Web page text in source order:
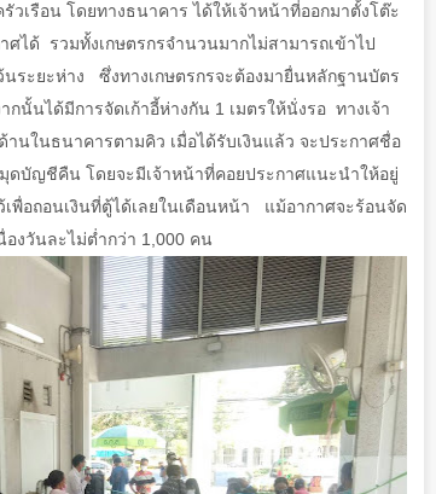
เรือน โดยทางธนาคาร ได้ให้เจ้าหน้าที่ออกมาตั้งโต๊ะ
ศได้ รวมทั้งเกษตรกรจำนวนมากไม่สามารถเข้าไป
นระยะห่าง ซึ่งทางเกษตรกรจะต้องมายื่นหลักฐานบัตร
นั้นได้มีการจัดเก้าอี้ห่างกัน 1 เมตรให้นั่งรอ ทางเจ้า
านในธนาคารตามคิว เมื่อได้รับเงินแล้ว จะประกาศชื่อ
ดบัญชีคืน โดยจะมีเจ้าหน้าที่คอยประกาศแนะนำให้อยู่
พื่อถอนเงินที่ตู้ได้เลยในเดือนหน้า แม้อากาศจะร้อนจัด
องวันละไม่ต่ำกว่า 1,000 คน